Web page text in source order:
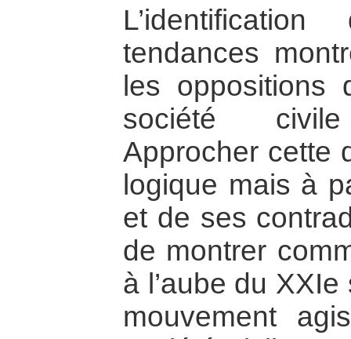
tendances
les oppositions
société civile
Approcher cette
logique mais à
et de ses
de montrer
à l’aube du
mouvement